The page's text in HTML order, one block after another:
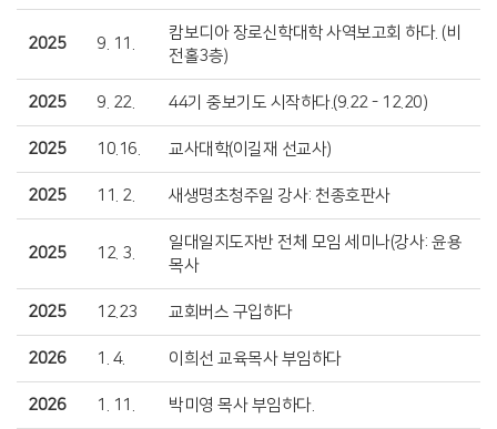
2025 9. 11.
캄보디아 장로신학대학 사역보고회 하다. (비
전홀3층)
2025 9. 22. 44기 중보기도 시작하다.(9.22 - 12.20)
2025 10.16. 교사대학(이길재 선교사)
2025 11. 2. 새생명초청주일 강사: 천종호판사
2025 12. 3.
일대일지도자반 전체 모임 세미나(강사: 윤용
목사
2025 12.23 교회버스 구입하다
2026 1. 4. 이희선 교육목사 부임하다
2026 1. 11. 박미영 목사 부임하다.